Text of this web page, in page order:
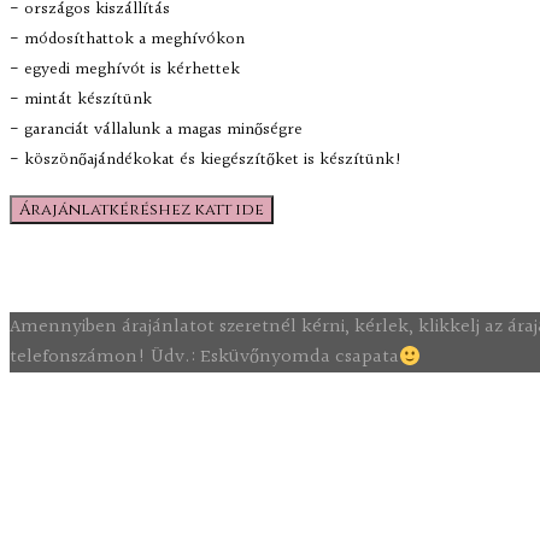
- országos kiszállítás
- módosíthattok a meghívókon
- egyedi meghívót is kérhettek
- mintát készítünk
- garanciát vállalunk a magas minőségre
- köszönőajándékokat és kiegészítőket is készítünk!
Árajánlatkéréshez katt ide
Amennyiben árajánlatot szeretnél kérni, kérlek, klikkelj az
telefonszámon! Üdv.: Esküvőnyomda csapata